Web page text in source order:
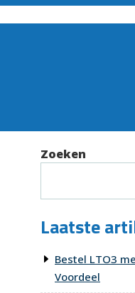
Zoeken
Laatste
Bestel LTO3
Voordeel